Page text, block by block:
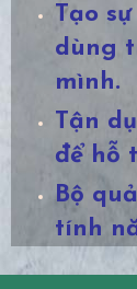
Tạo
dùng
mình.
Tận
để hỗ
Bộ
tính